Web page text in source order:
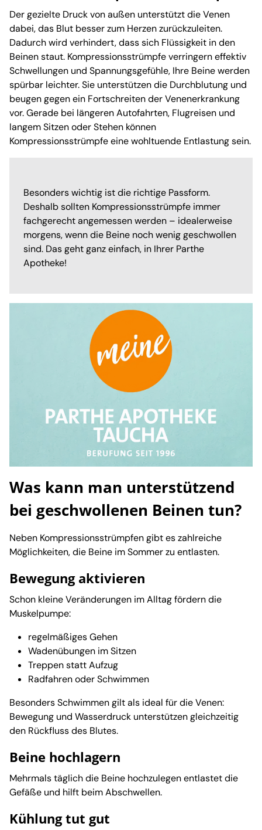
Der gezielte Druck von außen unterstützt die Venen
dabei, das Blut besser zum Herzen zurückzuleiten.
Dadurch wird verhindert, dass sich Flüssigkeit in den
Beinen staut. Kompressionsstrümpfe verringern effektiv
Schwellungen und Spannungsgefühle, Ihre Beine werden
spürbar leichter. Sie unterstützen die Durchblutung und
beugen gegen ein Fortschreiten der Venenerkrankung
vor. Gerade bei längeren Autofahrten, Flugreisen und
langem Sitzen oder Stehen können
Kompressionsstrümpfe eine wohltuende Entlastung sein.
Besonders wichtig ist die richtige Passform.
Deshalb sollten Kompressionsstrümpfe immer
fachgerecht angemessen werden – idealerweise
morgens, wenn die Beine noch wenig geschwollen
sind. Das geht ganz einfach, in Ihrer Parthe
Apotheke!
Was kann man unterstützend
bei geschwollenen Beinen tun?
Neben Kompressionsstrümpfen gibt es zahlreiche
Möglichkeiten, die Beine im Sommer zu entlasten.
Bewegung aktivieren
Schon kleine Veränderungen im Alltag fördern die
Muskelpumpe:
regelmäßiges Gehen
Wadenübungen im Sitzen
Treppen statt Aufzug
Radfahren oder Schwimmen
Besonders Schwimmen gilt als ideal für die Venen:
Bewegung und Wasserdruck unterstützen gleichzeitig
den Rückfluss des Blutes.
Beine hochlagern
Mehrmals täglich die Beine hochzulegen entlastet die
Gefäße und hilft beim Abschwellen.
Kühlung tut gut